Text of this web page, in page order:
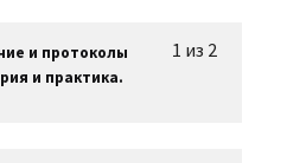
1 из 2
и протоколы
и практика.